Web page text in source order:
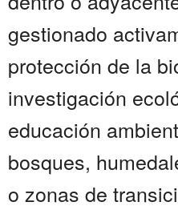
gestionado
protección de la
investigación
educación
bosques,
o zonas de